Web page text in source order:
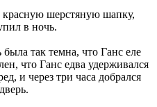
шерстяную шапку,
в ночь.
так темна, что Ганс еле
что Ганс едва удерживался
и через три часа добрался